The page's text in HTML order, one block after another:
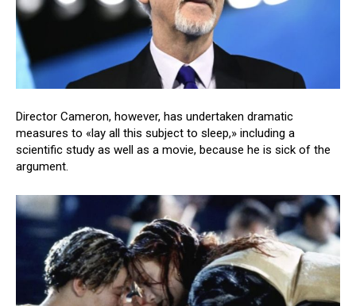
Director Cameron, however, has undertaken dramatic
measures to «lay all this subject to sleep,» including a
scientific study as well as a movie, because he is sick of the
argument.